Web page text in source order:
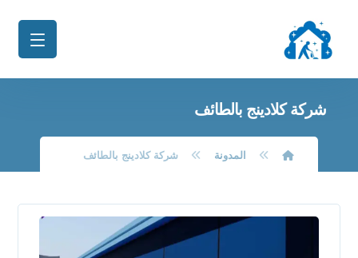
شركة كلادينج بالطائف
المدونة شركة كلادينج بالطائف